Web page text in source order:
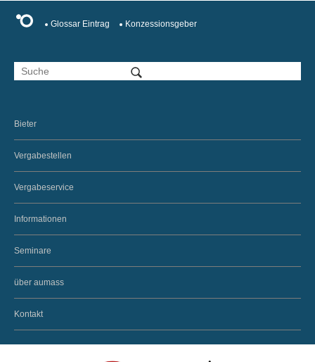
Glossar Eintrag Konzessionsgeber
Bieter
Vergabestellen
Vergabeservice
Informationen
Seminare
über aumass
Kontakt